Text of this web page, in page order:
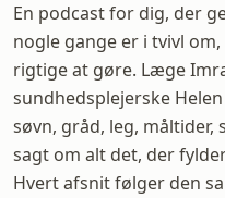
En podcast for dig, der
nogle gange er i tvivl
rigtige at gøre. Læge
sundhedsplejerske
søvn, gråd, leg,
sagt om alt det, der
Hvert afsnit følger den